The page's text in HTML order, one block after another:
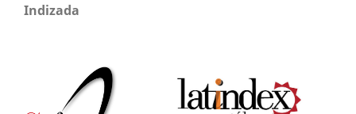
Indizada